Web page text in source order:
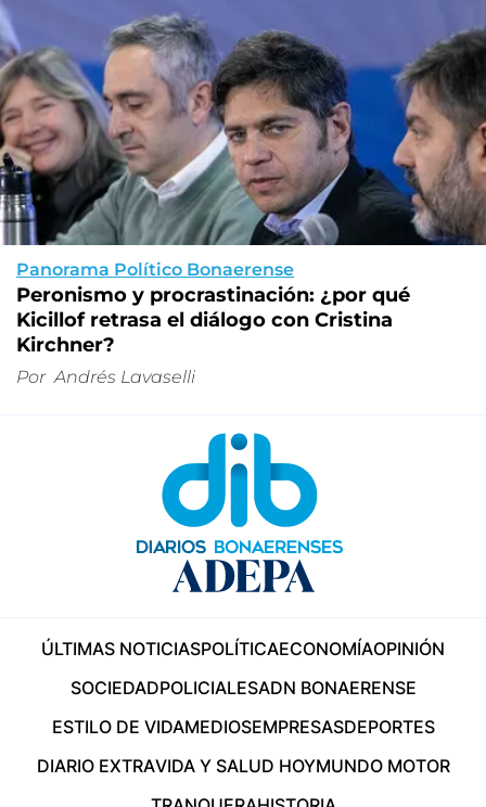
Panorama Político Bonaerense
Peronismo y procrastinación: ¿por qué
Kicillof retrasa el diálogo con Cristina
Kirchner?
Por Andrés Lavaselli
ÚLTIMAS NOTICIASPOLÍTICAECONOMÍAOPINIÓN
SOCIEDADPOLICIALESADN BONAERENSE
ESTILO DE VIDAMEDIOSEMPRESASDEPORTES
DIARIO EXTRAVIDA Y SALUD HOYMUNDO MOTOR